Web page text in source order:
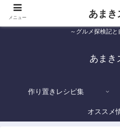
～グルメ探検記と
あまき
作り置きレシピ集
オススメ
メニュー あまき